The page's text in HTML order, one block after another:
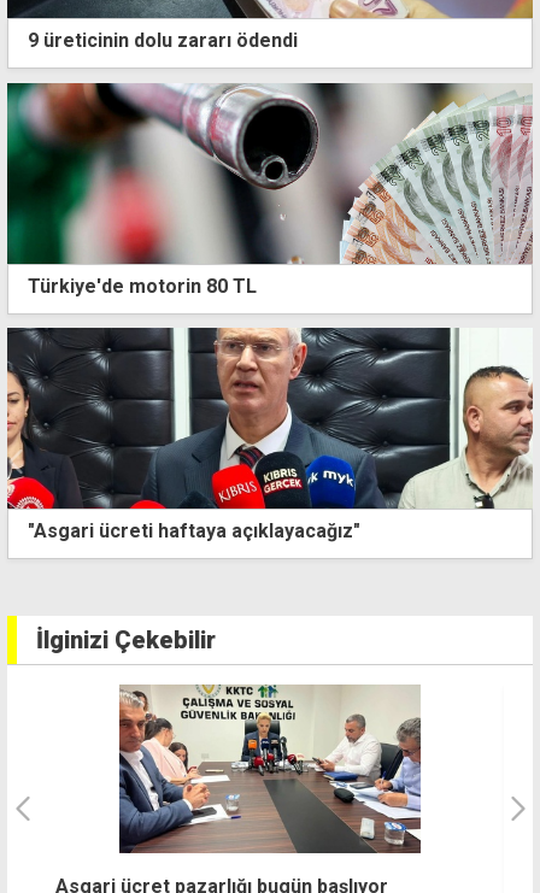
9 üreticinin dolu zararı ödendi
Türkiye'de motorin 80 TL
Euro 54 TL'yi aştı
İlginizi Çekebilir
Asgari ücret pazarlığı bugün başlıyor